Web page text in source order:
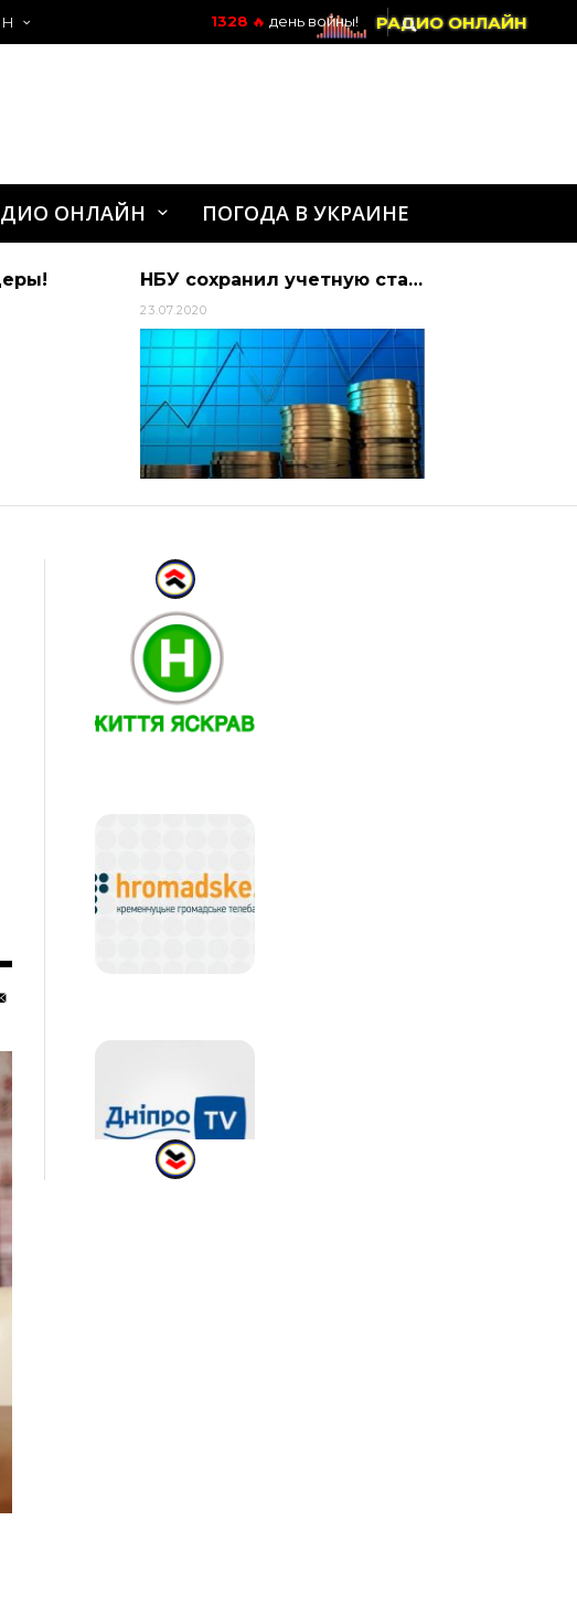
РАДИО ОНЛАЙН
1328 🔥день войны!
ОНЛАЙН ПОГОДА В УКРАИНЕ
НБУ сохранил учетную ставку на историческом минимуме — на уровне 6% | Алиби
23.07.2020